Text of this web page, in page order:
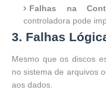
Falhas na
controladora pode
3. Falhas
Mesmo que os discos
no sistema de arquivos
aos dados.